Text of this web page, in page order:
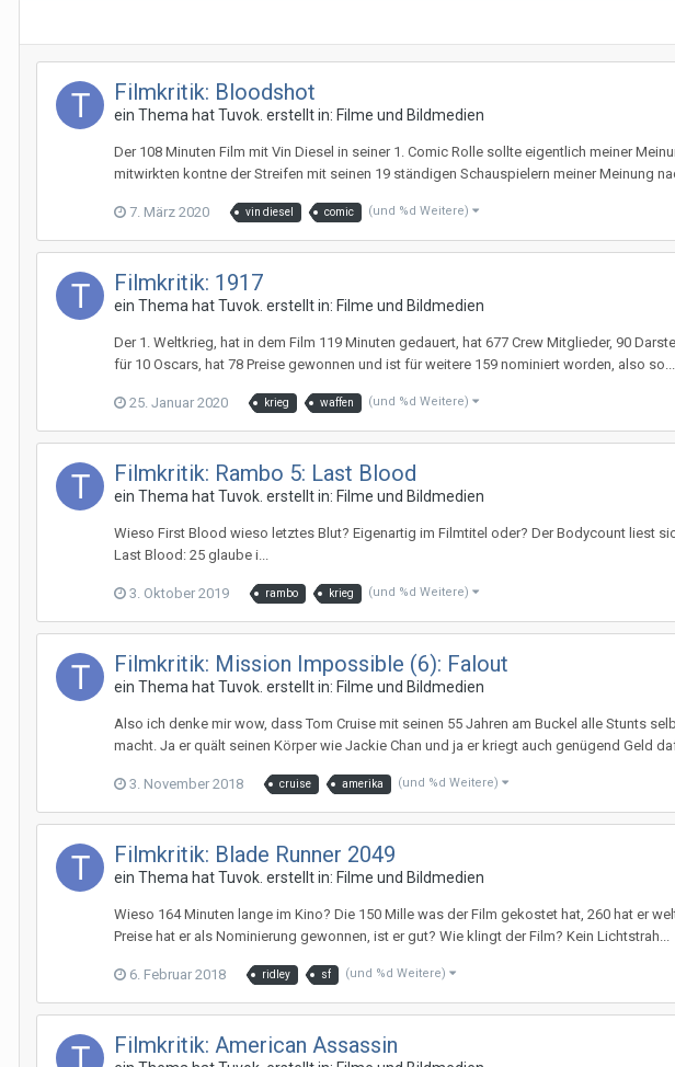
Filmkritik: Bloodshot
ein Thema hatTuvok. erstellt in: Filme und Bildmedien
Der 108 Minuten Film mit Vin Diesel in seiner 1. Comic Rolle sollte eigentlich meiner
mitwirkten kontne der Streifen mit seinen 19 ständigen Schauspielern meiner Meinung
7. März 2020 vin diesel comic (und %d Weitere)
Filmkritik: 1917
ein Thema hatTuvok. erstellt in: Filme und Bildmedien
Der 1. Weltkrieg, hat in dem Film 119 Minuten gedauert, hat 677 Crew Mitglieder, 90
für 10 Oscars, hat 78 Preise gewonnen und ist für weitere 159 nominiert worden, also so...
25. Januar 2020 krieg waffen (und %d Weitere)
Filmkritik: Rambo 5: Last Blood
ein Thema hatTuvok. erstellt in: Filme und Bildmedien
Wieso First Blood wieso letztes Blut? Eigenartig im Filmtitel oder? Der Bodycount liest
Last Blood: 25 glaube i...
3. Oktober 2019 rambo krieg (und %d Weitere)
Filmkritik: Mission Impossible (6): Falout
ein Thema hatTuvok. erstellt in: Filme und Bildmedien
Also ich denke mir wow, dass Tom Cruise mit seinen 55 Jahren am Buckel alle Stunts
macht. Ja er quält seinen Körper wie Jackie Chan und ja er kriegt auch genügend Geld
3. November 2018 cruise amerika (und %d Weitere)
Filmkritik: Blade Runner 2049
ein Thema hatTuvok. erstellt in: Filme und Bildmedien
Wieso 164 Minuten lange im Kino? Die 150 Mille was der Film gekostet hat, 260 hat er
Preise hat er als Nominierung gewonnen, ist er gut? Wie klingt der Film? Kein Lichtstrah...
6. Februar 2018 ridley sf (und %d Weitere)
Filmkritik: American Assassin